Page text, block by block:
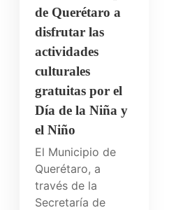
de Querétaro a
disfrutar las
actividades
culturales
gratuitas por el
Día de la Niña y
el Niño
El Municipio de
Querétaro, a
través de la
Secretaría de